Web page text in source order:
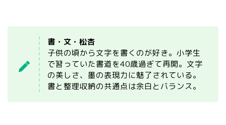
書・文・松杏
子供の頃から文字を書くのが好き。小学生
で習っていた書道を40歳過ぎて再開。文字
の美しさ、墨の表現力に魅了されている。
書と整理収納の共通点は余白とバランス。